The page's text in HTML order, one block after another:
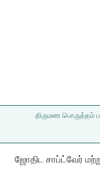
திருமண பொருத்தம்
ஜோதிட சாப்ட்வேர்